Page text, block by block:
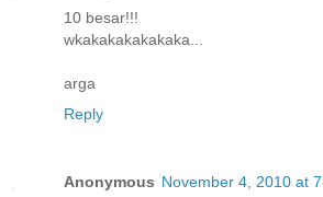
10 besar!!!
wkakakakakakaka...
arga
Reply
Anonymous November 4, 2010 at